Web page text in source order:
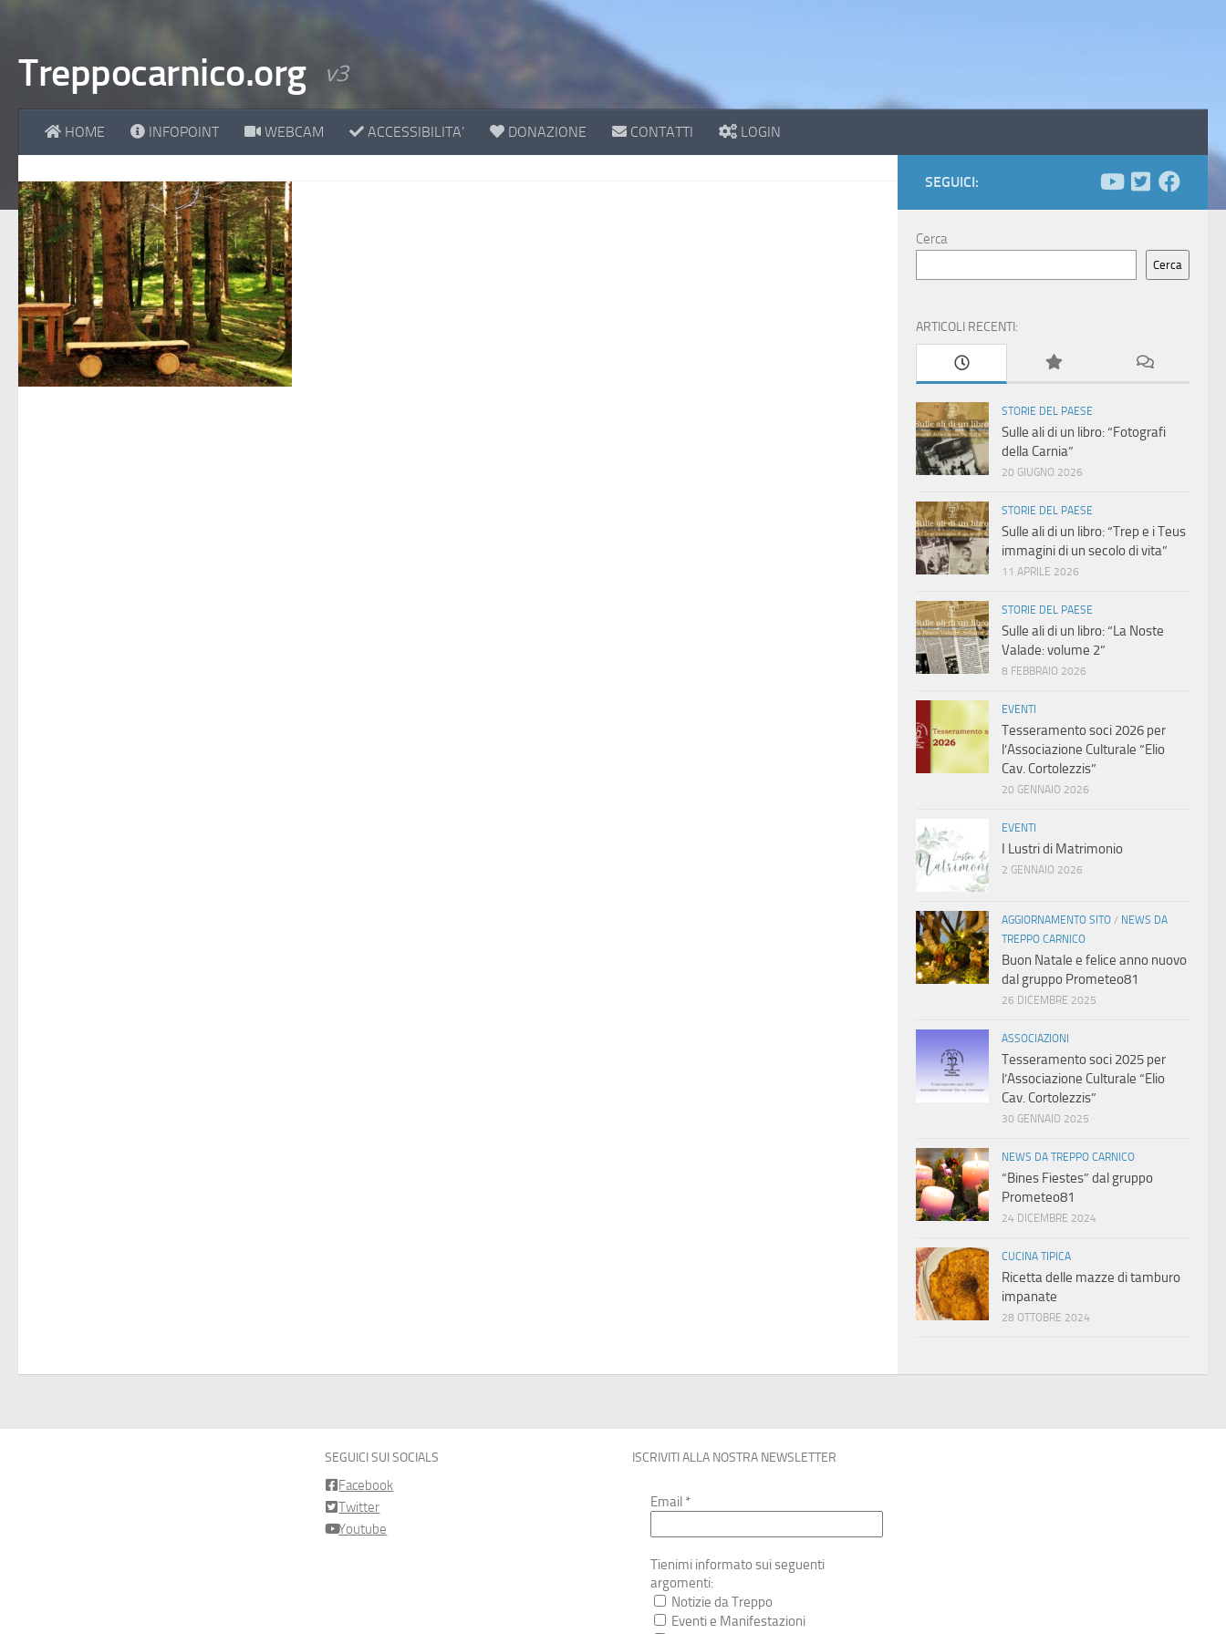
Treppocarnico.org v3
HOME INFOPOINT WEBCAM ACCESSIBILITA’ DONAZIONE CONTATTI LOGIN
SEGUICI:
Cerca
Cerca
ARTICOLI RECENTI:
STORIE DEL PAESE
Sulle ali di un libro: “Fotografi
della Carnia”
20 GIUGNO 2026
STORIE DEL PAESE
Sulle ali di un libro: “Trep e i Teus
immagini di un secolo di vita”
11 APRILE 2026
STORIE DEL PAESE
Sulle ali di un libro: “La Noste
Valade: volume 2”
8 FEBBRAIO 2026
EVENTI
Tesseramento soci 2026 per
l’Associazione Culturale “Elio
Cav. Cortolezzis”
20 GENNAIO 2026
EVENTI
I Lustri di Matrimonio
2 GENNAIO 2026
AGGIORNAMENTO SITO / NEWS DA
TREPPO CARNICO
Buon Natale e felice anno nuovo
dal gruppo Prometeo81
26 DICEMBRE 2025
ASSOCIAZIONI
Tesseramento soci 2025 per
l’Associazione Culturale “Elio
Cav. Cortolezzis”
30 GENNAIO 2025
NEWS DA TREPPO CARNICO
“Bines Fiestes” dal gruppo
Prometeo81
24 DICEMBRE 2024
CUCINA TIPICA
Ricetta delle mazze di tamburo
impanate
28 OTTOBRE 2024
SEGUICI SUI SOCIALS
Facebook
Twitter
Youtube
ISCRIVITI ALLA NOSTRA NEWSLETTER
Email *
Tienimi informato sui seguenti
argomenti:
Notizie da Treppo
Eventi e Manifestazioni